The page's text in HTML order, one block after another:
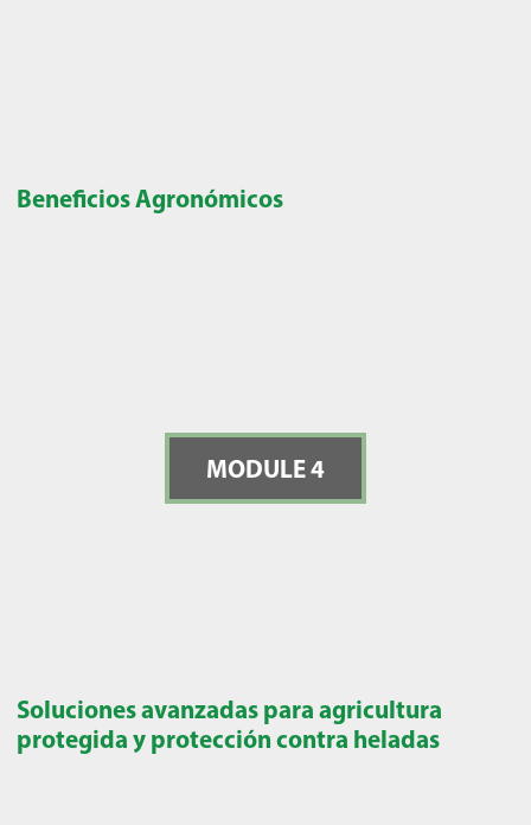
Beneficios Agronómicos
MODULE 4
Soluciones avanzadas para agricultura
protegida y protección contra heladas